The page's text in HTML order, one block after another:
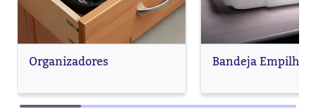
Organizadores Bandeja